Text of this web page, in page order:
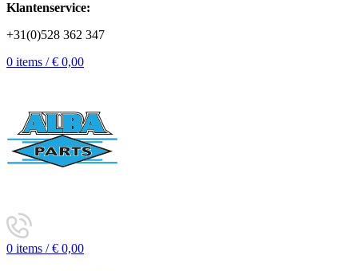
Klantenservice:
+31(0)528 362 347
0 items / € 0,00
0 items / € 0,00